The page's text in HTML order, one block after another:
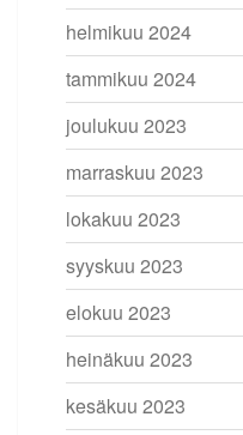
helmikuu 2024
tammikuu 2024
joulukuu 2023
marraskuu 2023
lokakuu 2023
syyskuu 2023
elokuu 2023
heinäkuu 2023
kesäkuu 2023